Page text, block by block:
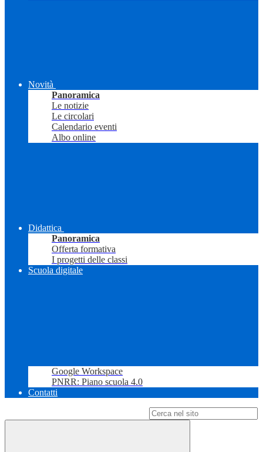
Novità
Panoramica
Le notizie
Le circolari
Calendario eventi
Albo online
Didattica
Panoramica
Offerta formativa
I progetti delle classi
Scuola digitale
Google Workspace
PNRR: Piano scuola 4.0
Contatti